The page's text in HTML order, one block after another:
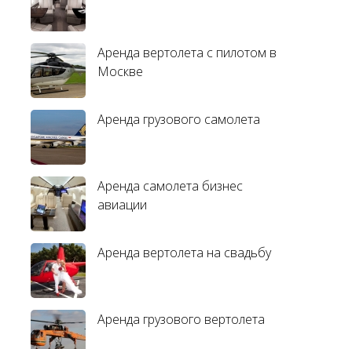
Аренда вертолета с пилотом в
Москве
Аренда грузового самолета
Аренда самолета бизнес
авиации
Аренда вертолета на свадьбу
Аренда грузового вертолета